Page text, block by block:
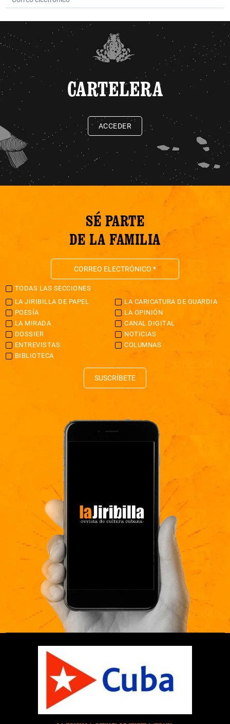
CARTELERA
ACCEDER
SÉ PARTE
DE LA FAMILIA
TODAS LAS SECCIONES
LA JIRIBILLA DE PAPEL
LA CARICATURA DE GUARDIA
POESÍA
LA OPINIÓN
LA MIRADA
CANAL DIGITAL
DOSSIER
NOTICIAS
ENTREVISTAS
COLUMNAS
BIBLIOTECA
SUSCRÍBETE